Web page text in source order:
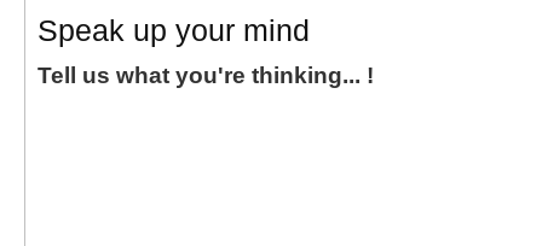
Speak up your mind
Tell us what you're thinking... !